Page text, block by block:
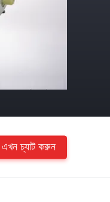
এখন চ্যাট করুন